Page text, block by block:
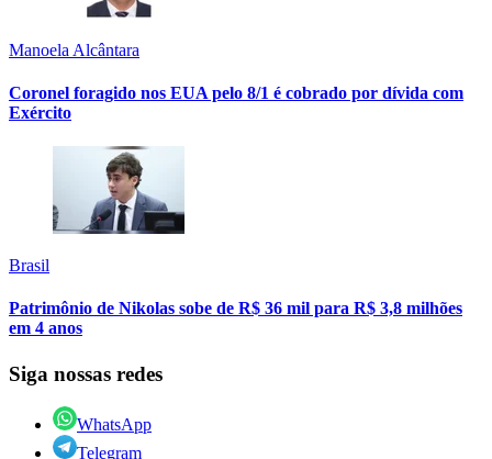
Manoela Alcântara
Coronel foragido nos EUA pelo 8/1 é cobrado por dívida com
Exército
Brasil
Patrimônio de Nikolas sobe de R$ 36 mil para R$ 3,8 milhões
em 4 anos
Siga nossas redes
WhatsApp
Telegram